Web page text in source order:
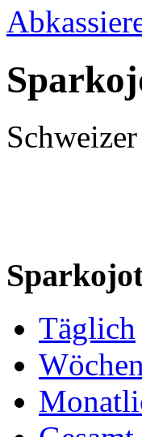
Täglich